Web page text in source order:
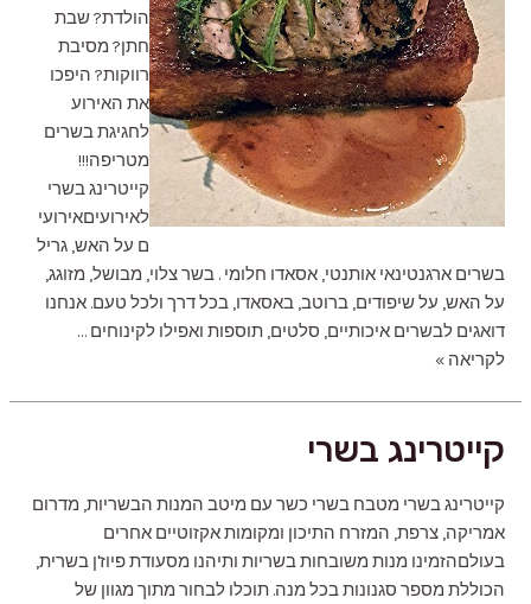
הולדת? שבת
חתן? מסיבת
רווקות? היפכו
את האירוע
לחגיגת בשרים
מטריפה!!!
קייטרינג בשרי
לאירועיםאירועי
ם על האש, גריל
בשרים ארגנטינאי אותנטי, אסאדו חלומי . בשר צלוי, מבושל, מזוגג,
על האש, על שיפודים, ברוטב, באסאדו, בכל דרך ולכל טעם. אנחנו
דואגים לבשרים איכותיים, סלטים, תוספות ואפילו לקינוחים …
קייטרינג
לקריאה »
קייטרינג בשרי
קייטרינג בשרי מטבח בשרי כשר עם מיטב המנות הבשריות, מדרום
אמריקה, צרפת, המזרח התיכון ומקומות אקזוטיים אחרים
בעולםהזמינו מנות משובחות בשריות ותיהנו מסעודת פיוז'ן בשרית,
הכוללת מספר סגנונות בכל מנה. תוכלו לבחור מתוך מגוון של